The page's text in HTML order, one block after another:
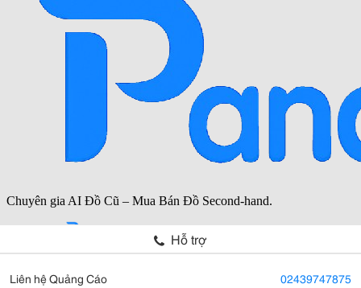
Hỗ trợ
Liên hệ Quảng Cáo 02439747875